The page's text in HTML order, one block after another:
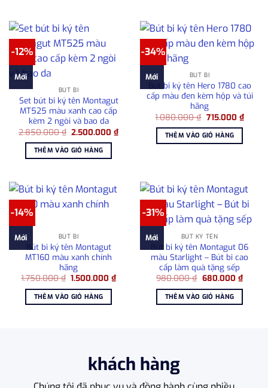
-12%
Mới
BÚT BI
Set bút bi ký tên Montagut
MT525 màu xanh cao cấp
kèm 2 ngòi và bao da
2.850.000₫ Giá
là:
2.850.000 ₫.
2.500.000₫Giá
hiện
THÊM VÀO GIỎ HÀNG
-34%
Mới BÚT BI
Bút bi ký tên Hero 1780 cao
cấp màu đen kèm hộp và túi
hãng
1.080.000₫ Giá
là:
1.080.000 ₫.
715.000 ₫Giá
hiện
THÊM VÀO GIỎ HÀNG
-14%
Mới BÚT BI
Bút bi ký tên Montagut
MT160 màu xanh chính
hãng
1.750.000₫ Giá
là:
1.750.000 ₫.
1.500.000₫Giá
hiện
1.500.000 ₫.
THÊM VÀO GIỎ HÀNG
-31%
Mới BÚT KÝ TÊN
Bút bi ký tên Montagut 06
màu Starlight – Bút bi cao
cấp làm quà tặng sếp
980.000₫ Giá
là:
980.000 ₫.
680.000 ₫Giá
hiện
THÊM VÀO GIỎ HÀNG
khách hàng